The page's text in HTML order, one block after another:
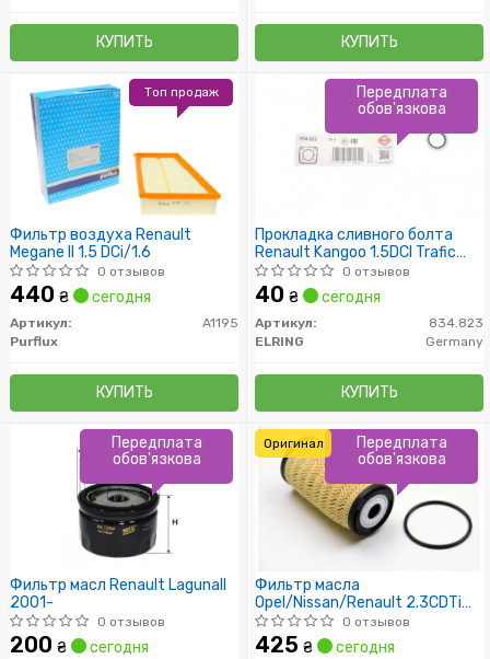
КУПИТЬ КУПИТЬ
Фильтр воздуха Renault
Megane II 1.5 DCi/1.6
0 отзывов
440 ₴ сегодня
Артикул:
A1195
Purflux
КУПИТЬ
Топ продаж
Прокладка сливного болта
Renault Kangoo 1.5DCI Trafic
1.9Dci /16.7x24x1.5/
0 отзывов
40 ₴ сегодня
Артикул:
834.823
ELRING
Germany
КУПИТЬ
Передплата
обов'язкова
Фильтр масл Renault LagunaII
2001-
0 отзывов
200 ₴ сегодня
Передплата
обов'язкова
Фильтр масла
Opel/Nissan/Renault 2.3CDTi
2010-
0 отзывов
425 ₴ сегодня
Передплата
обов'язкова
Оригинал